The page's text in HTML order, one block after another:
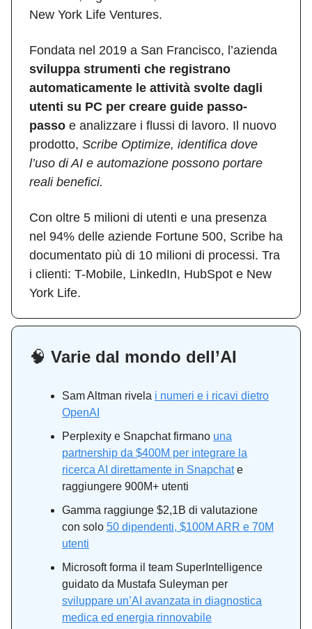
New York Life Ventures.
Fondata nel 2019 a San Francisco, l’azienda
sviluppa strumenti che registrano
automaticamente le attività svolte dagli
utenti su PC per creare guide passo-
passo e analizzare i flussi di lavoro. Il nuovo
prodotto, Scribe Optimize, identifica dove
l’uso di AI e automazione possono portare
reali benefici.
Con oltre 5 milioni di utenti e una presenza
nel 94% delle aziende Fortune 500, Scribe ha
documentato più di 10 milioni di processi. Tra
i clienti: T-Mobile, LinkedIn, HubSpot e New
York Life.
🧠 Varie dal mondo dell’AI
Sam Altman rivela i numeri e i ricavi dietro
OpenAI
Perplexity e Snapchat firmano una
partnership da $400M per integrare la
ricerca AI direttamente in Snapchate
raggiungere 900M+ utenti
Gamma raggiunge $2,1B di valutazione
con solo 50 dipendenti, $100M ARR e 70M
utenti
Microsoft forma il team SuperIntelligence
guidato da Mustafa Suleyman per
sviluppare un’AI avanzata in diagnostica
medica ed energia rinnovabile